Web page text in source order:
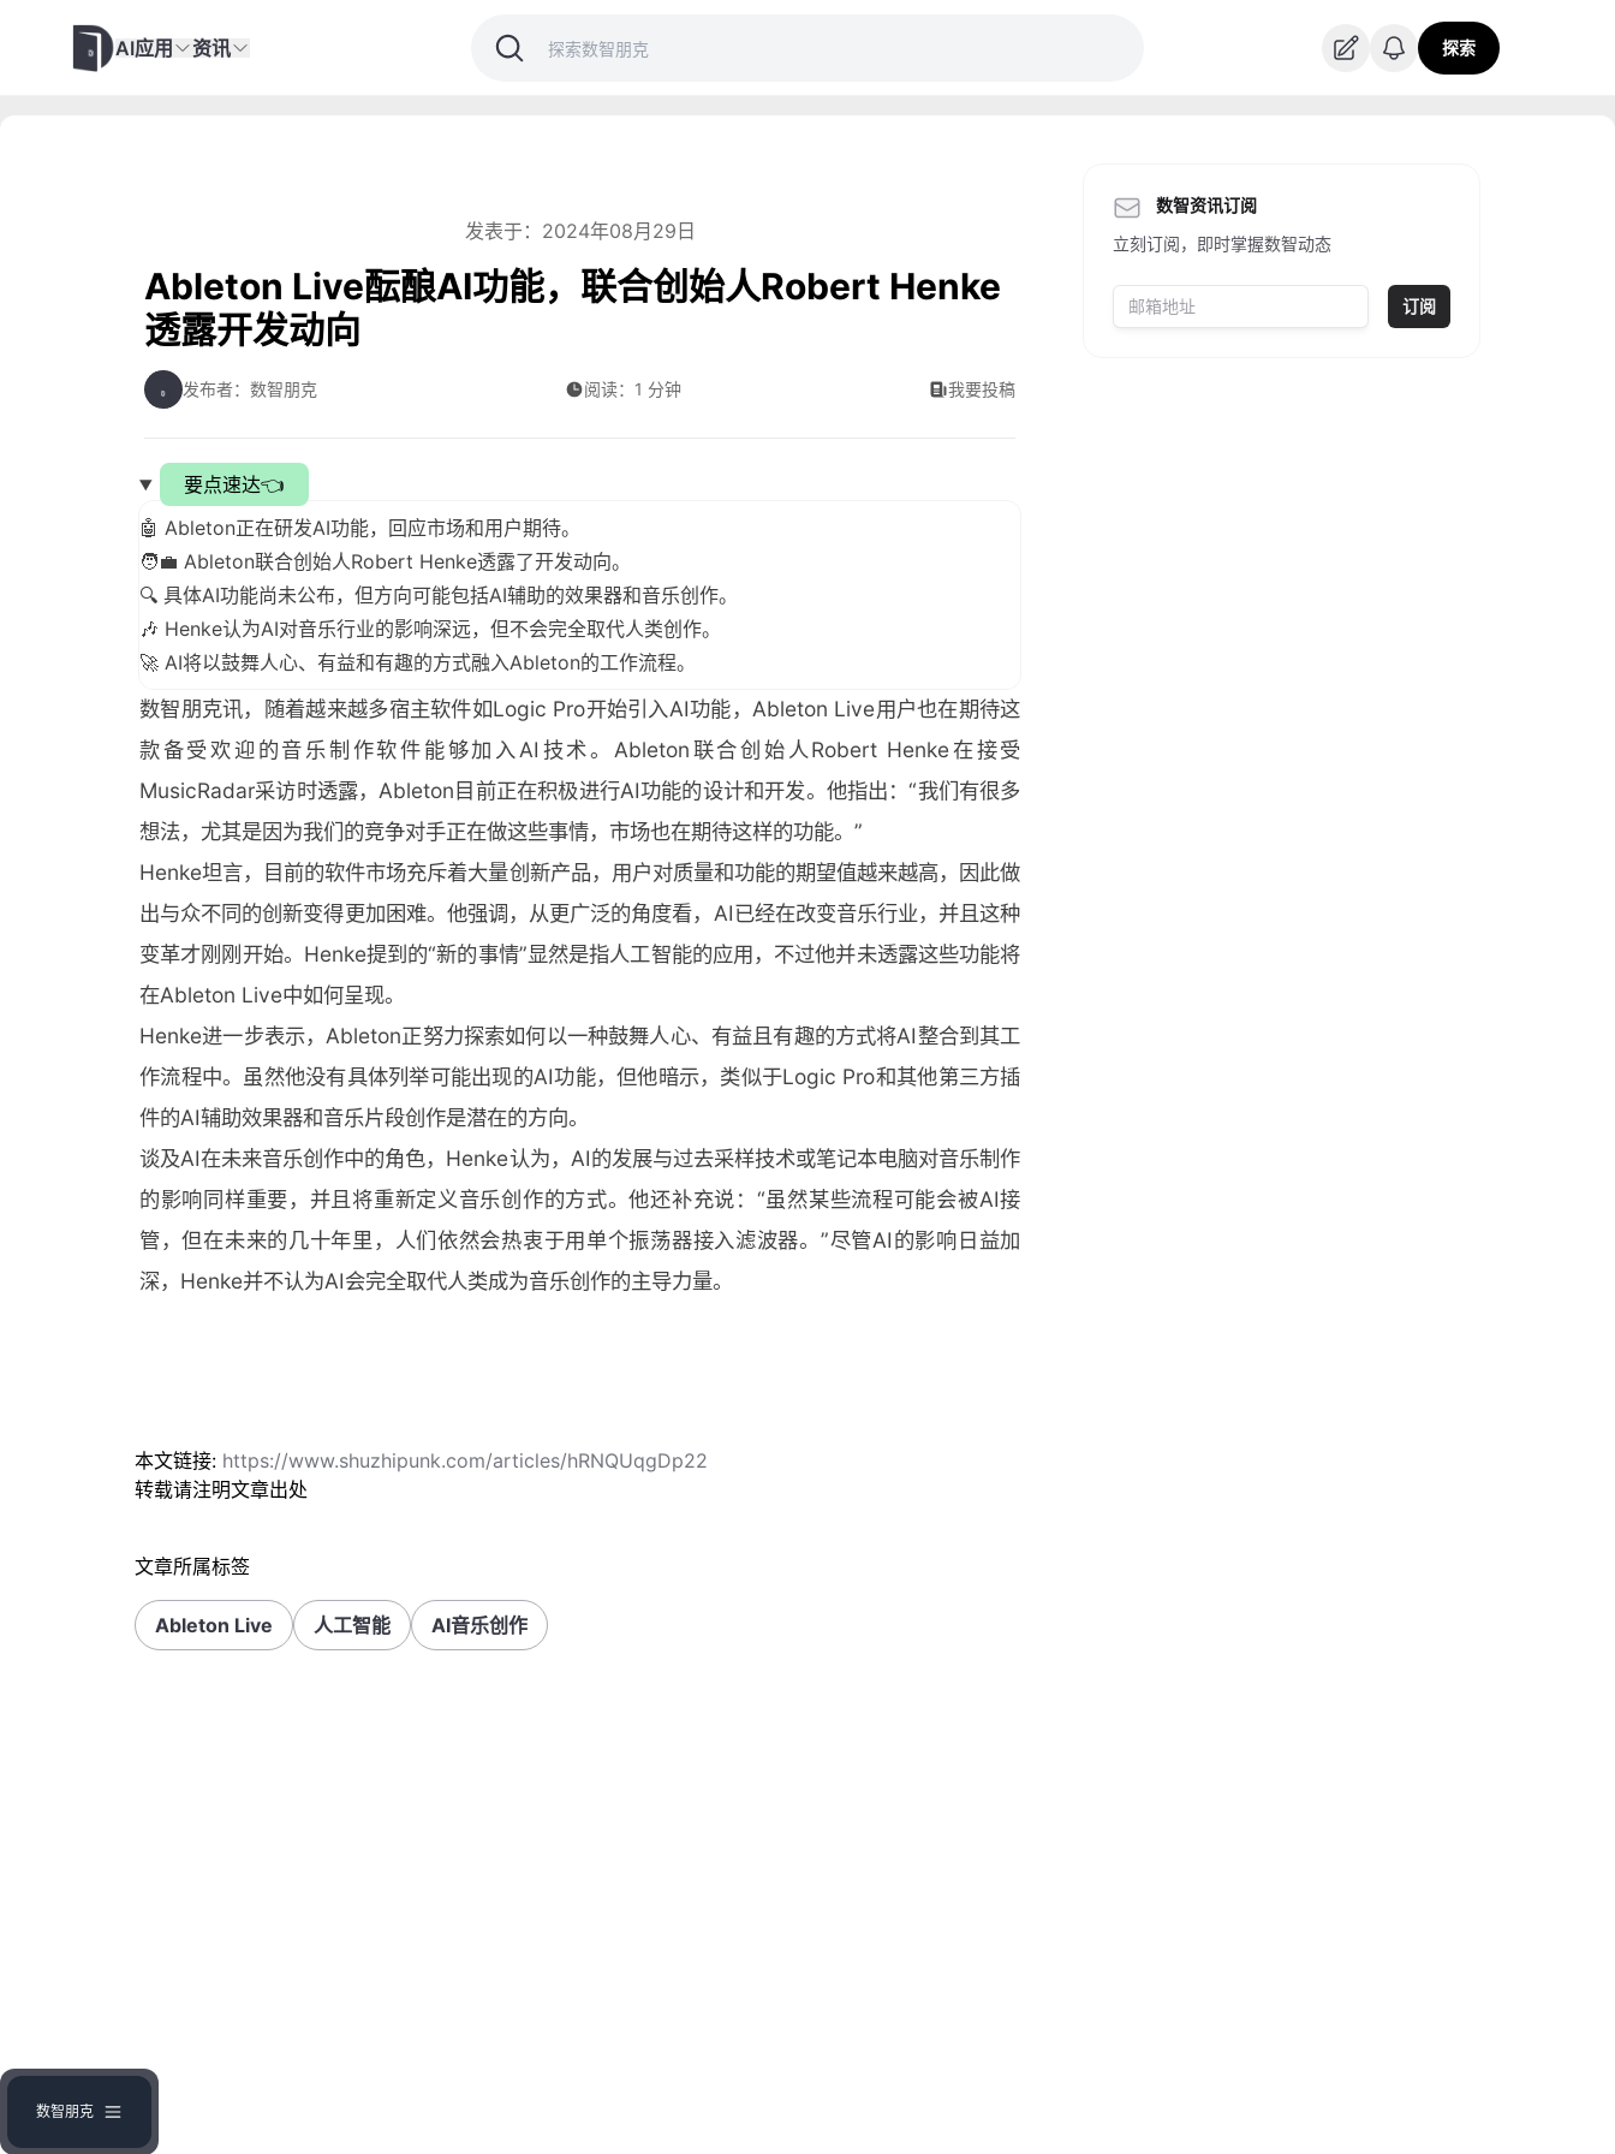
数智朋克
AI应用 资讯 探索
发表于：2024年08月29日
Ableton Live酝酿AI功能，联合创始人Robert Henke
透露开发动向
发布者：数智朋克 阅读：1 分钟 我要投稿
要点速达👈
🤖 Ableton正在研发AI功能，回应市场和用户期待。
🧑‍💼 Ableton联合创始人Robert Henke透露了开发动向。
🔍 具体AI功能尚未公布，但方向可能包括AI辅助的效果器和音乐创作。
🎶 Henke认为AI对音乐行业的影响深远，但不会完全取代人类创作。
🚀 AI将以鼓舞人心、有益和有趣的方式融入Ableton的工作流程。
数智朋克讯，随着越来越多宿主软件如Logic Pro开始引入AI功能，Ableton Live用户也在期待这
款备受欢迎的音乐制作软件能够加入AI技术。Ableton联合创始人Robert Henke在接受
MusicRadar采访时透露，Ableton目前正在积极进行AI功能的设计和开发。他指出：“我们有很多
想法，尤其是因为我们的竞争对手正在做这些事情，市场也在期待这样的功能。”
Henke坦言，目前的软件市场充斥着大量创新产品，用户对质量和功能的期望值越来越高，因此做
出与众不同的创新变得更加困难。他强调，从更广泛的角度看，AI已经在改变音乐行业，并且这种
变革才刚刚开始。Henke提到的“新的事情”显然是指人工智能的应用，不过他并未透露这些功能将
在Ableton Live中如何呈现。
Henke进一步表示，Ableton正努力探索如何以一种鼓舞人心、有益且有趣的方式将AI整合到其工
作流程中。虽然他没有具体列举可能出现的AI功能，但他暗示，类似于Logic Pro和其他第三方插
件的AI辅助效果器和音乐片段创作是潜在的方向。
谈及AI在未来音乐创作中的角色，Henke认为，AI的发展与过去采样技术或笔记本电脑对音乐制作
的影响同样重要，并且将重新定义音乐创作的方式。他还补充说：“虽然某些流程可能会被AI接
管，但在未来的几十年里，人们依然会热衷于用单个振荡器接入滤波器。”尽管AI的影响日益加
深，Henke并不认为AI会完全取代人类成为音乐创作的主导力量。
数智资讯订阅
立刻订阅，即时掌握数智动态
订阅
本文链接: https://www.shuzhipunk.com/articles/hRNQUqgDp22
转载请注明文章出处
文章所属标签
Ableton Live 人工智能 AI音乐创作